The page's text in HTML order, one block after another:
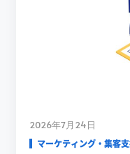
2026年7月24日
マーケティング・集客